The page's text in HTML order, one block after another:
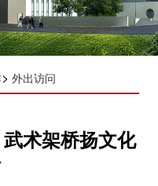
> 外出访问
术架桥扬文化